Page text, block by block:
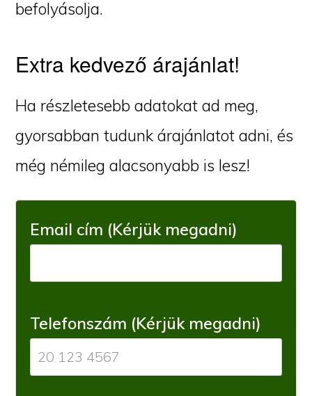
befolyásolja.
Extra kedvező árajánlat!
Ha részletesebb adatokat ad meg,
gyorsabban tudunk árajánlatot adni, és
még némileg alacsonyabb is lesz!
Email cím (Kérjük megadni)
Telefonszám (Kérjük megadni)